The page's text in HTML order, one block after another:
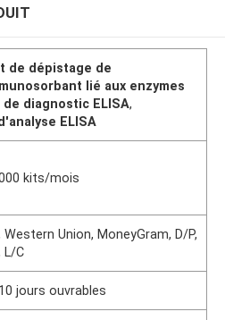
de dépistage de
lié aux enzymes
de diagnostic ELISA,
ELISA
kits/mois
Western Union, MoneyGram, D/P,
L/C
jours ouvrables